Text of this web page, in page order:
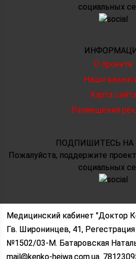
социальных
О проекте
Наши
Карта сайта
Размещения
ПОДПИШИТЕСЬ НА
Пожалуйста, поддержите
социальных
Медицинский кабинет "Доктор
Гв. Широнинцев, 41, Регестрация
№1502/03-M. Батаровская
mail@kenko-heiwa.com.ua.